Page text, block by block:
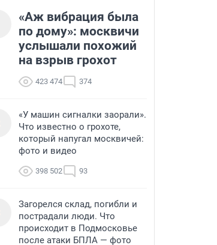
«Аж вибрация была
по дому»: москвичи
услышали похожий
на взрыв грохот
423 474 374
«У машин сигналки заорали».
Что известно о грохоте,
который напугал москвичей:
фото и видео
398 502 93
Загорелся склад, погибли и
пострадали люди. Что
происходит в Подмосковье
после атаки БПЛА — фото